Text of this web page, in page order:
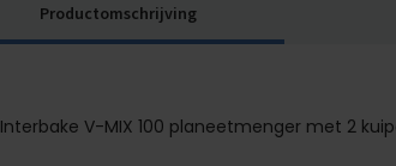
Productomschrijving
Interbake V-MIX 100 planeetmenger met 2